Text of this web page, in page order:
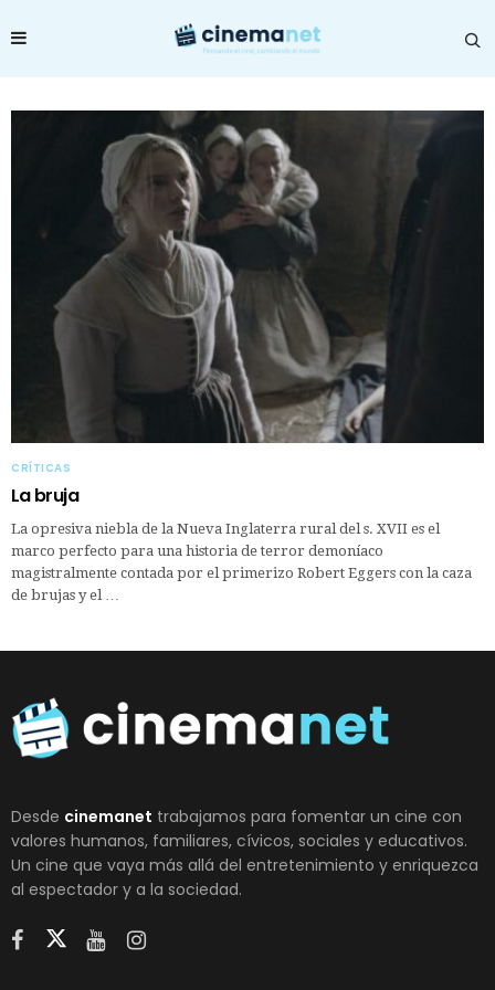
CRÍTICAS
La bruja
La opresiva niebla de la Nueva Inglaterra rural del s. XVII es el
marco perfecto para una historia de terror demoníaco
magistralmente contada por el primerizo Robert Eggers con la caza
de brujas y el …
Desde cinemanet trabajamos para fomentar un cine con
valores humanos, familiares, cívicos, sociales y educativos.
Un cine que vaya más allá del entretenimiento y enriquezca
al espectador y a la sociedad.